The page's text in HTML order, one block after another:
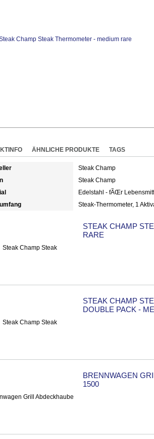
ÄHNLICHE PRODUKTE TAGS
Steak Champ
Steak Champ
Edelstahl - fÃŒr
Steak-Thermometer, 1
STEAK CHAMP
RARE
STEAK CHAMP
DOUBLE PACK -
BRENNWAGEN
1500